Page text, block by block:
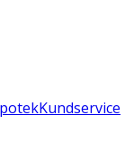
Kundservice